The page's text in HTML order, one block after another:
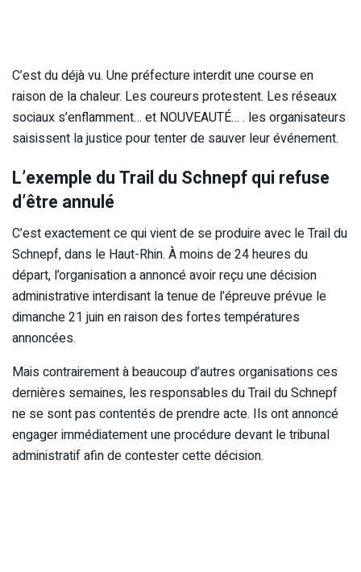
C’est du déjà vu. Une préfecture interdit une course en
raison de la chaleur. Les coureurs protestent. Les réseaux
sociaux s’enflamment… et NOUVEAUTÉ… . les organisateurs
saisissent la justice pour tenter de sauver leur événement.
L’exemple du Trail du Schnepf qui refuse
d’être annulé
C’est exactement ce qui vient de se produire avec le Trail du
Schnepf, dans le Haut-Rhin. À moins de 24 heures du
départ, l’organisation a annoncé avoir reçu une décision
administrative interdisant la tenue de l’épreuve prévue le
dimanche 21 juin en raison des fortes températures
annoncées.
Mais contrairement à beaucoup d’autres organisations ces
dernières semaines, les responsables du Trail du Schnepf
ne se sont pas contentés de prendre acte. Ils ont annoncé
engager immédiatement une procédure devant le tribunal
administratif afin de contester cette décision.